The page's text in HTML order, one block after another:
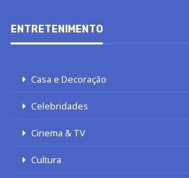
ENTRETENIMENTO
Casa e Decoração
Celebridades
Cinema & TV
Cultura